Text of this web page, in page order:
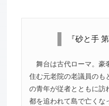
『砂と手
舞台は古代ローマ。豪
住む元老院の老議員のも
の青年が従者とともに訪
都を追われて島で亡くな